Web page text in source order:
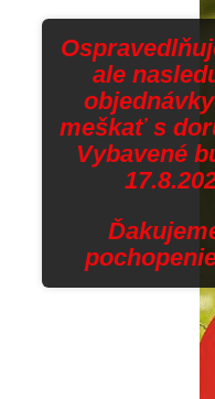
ale
meškať s
Vybavené